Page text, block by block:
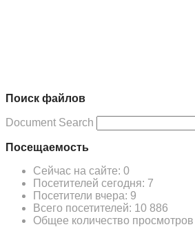
Поиск файлов
Document Search
Посещаемость
Сейчас на сайте: 0
Посетителей сегодня: 7
Посетители вчера: 9
Всего посетителей: 10 886
Общее количество просмотров